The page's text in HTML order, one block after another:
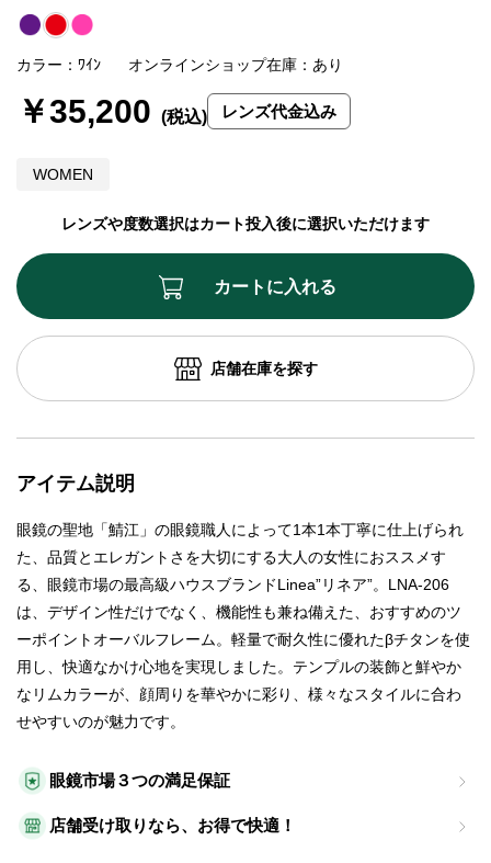
WOMEN
カラー：ﾜｲﾝ オンラインショップ在庫：あり
レンズや度数選択はカート投入後に選択いただけます
￥35,200 レンズ代金込み
眼鏡市場３つの満足保証
店舗受け取りなら、お得で快適！
カートに入れる
店舗在庫を探す
アイテム説明
眼鏡の聖地「鯖江」の眼鏡職人によって1本1本丁寧に仕上げられ
た、品質とエレガントさを大切にする大人の女性におススメす
る、眼鏡市場の最高級ハウスブランドLinea”リネア”。LNA-206
は、デザイン性だけでなく、機能性も兼ね備えた、おすすめのツ
ーポイントオーバルフレーム。軽量で耐久性に優れたβチタンを使
用し、快適なかけ心地を実現しました。テンプルの装飾と鮮やか
なリムカラーが、顔周りを華やかに彩り、様々なスタイルに合わ
せやすいのが魅力です。